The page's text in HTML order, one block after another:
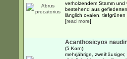
verholzendem Stamm
bestehend aus
länglich ovalen, tiefgrünen
[read more]
Acanthosicyos
(5 Korn)
mehrjährige,